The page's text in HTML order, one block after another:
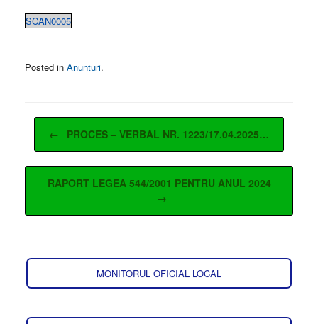
SCAN0005
Posted in Anunturi.
Post navigation
← PROCES – VERBAL NR. 1223/17.04.2025…
RAPORT LEGEA 544/2001 PENTRU ANUL 2024
→
MONITORUL OFICIAL LOCAL